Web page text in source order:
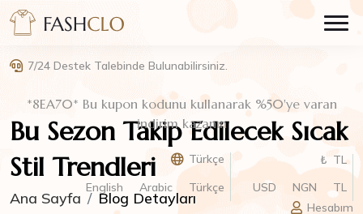
7/24 Destek Talebinde Bulunabilirsiniz.
*8EA70* Bu kupon kodunu kullanarak %50'ye varan
indirim kazanın
Türkçe
English
Arabic Türkçe
₺ TL
USD
NGN
TL
Hesabım
Bu Sezon Takip Edilecek Sıcak
Stil Trendleri
Ana Sayfa Blog Detayları